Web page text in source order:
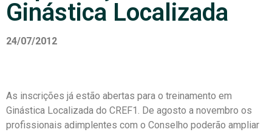
Ginástica Localizada
24/07/2012
As inscrições já estão abertas para o treinamento em
Ginástica Localizada do CREF1. De agosto a novembro os
profissionais adimplentes com o Conselho poderão ampliar